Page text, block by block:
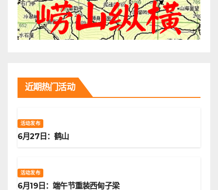
近期热门活动
活动发布
6月27日：鹤山
活动发布
6月19日：端午节重装西甸子梁